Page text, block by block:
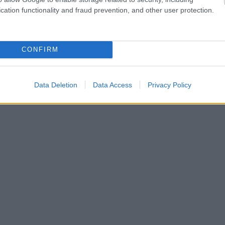
functionality and fraud prevention, and other user protection.
CONFIRM
Data Deletion Data Access Privacy Policy